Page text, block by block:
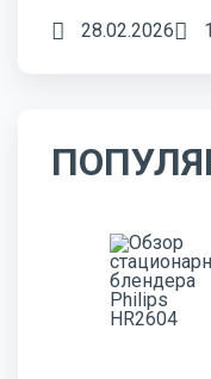
28.02.2026